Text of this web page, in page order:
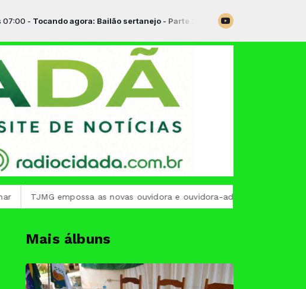
-Tocando agora: Bailão sertanejo - Parte 2
TJMG empossa as novas ouvidora e ouvidora-adjunta para o biênio
Mais álbuns